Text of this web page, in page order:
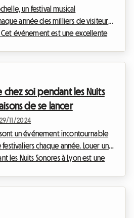
un festival musical
année des milliers de visiteurs.
événement est une excellente
de La Rochelle ? Voici
chez soi pendant...
chez soi pendant les Nuits
de se lancer
29/11/2024
sont un événement incontournable
chaque année. Louer une
les Nuits Sonores à Lyon est une